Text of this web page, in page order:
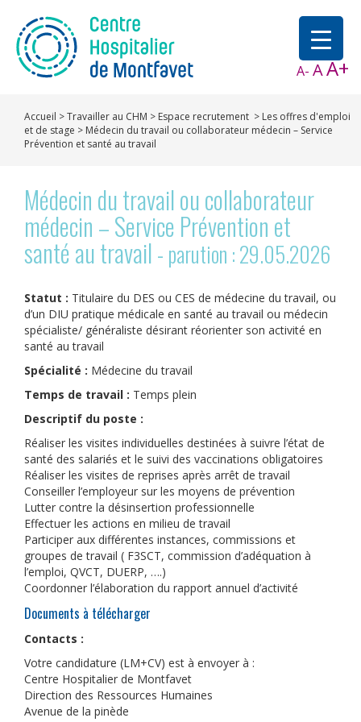
A- AA+
Accueil >Travailler au CHM > Espace recrutement > Les offres d'emploi
et de stage > Médecin du travail ou collaborateur médecin – Service
Prévention et santé au travail
Médecin du travail ou collaborateur
médecin – Service Prévention et
santé au travail - parution : 29.05.2026
Statut : Titulaire du DES ou CES de médecine du travail, ou
d’un DIU pratique médicale en santé au travail ou médecin
spécialiste/ généraliste désirant réorienter son activité en
santé au travail
Spécialité : Médecine du travail
Temps de travail : Temps plein
Descriptif du poste :
Réaliser les visites individuelles destinées à suivre l’état de
santé des salariés et le suivi des vaccinations obligatoires
Réaliser les visites de reprises après arrêt de travail
Conseiller l’employeur sur les moyens de prévention
Lutter contre la désinsertion professionnelle
Effectuer les actions en milieu de travail
Participer aux différentes instances, commissions et
groupes de travail ( F3SCT, commission d’adéquation à
l’emploi, QVCT, DUERP, ….)
Coordonner l’élaboration du rapport annuel d’activité
Documents à télécharger
Contacts :
Votre candidature (LM+CV) est à envoyer à :
Centre Hospitalier de Montfavet
Direction des Ressources Humaines
Avenue de la pinède